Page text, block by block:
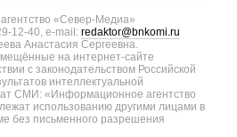
«Север-Медиа»
12-40, e-mail: redaktor@bnkomi.ru
Анастасия Сергеевна.
на интернет-сайте
с законодательством Российской
интеллектуальной
СМИ: «Информационное агентство
использованию другими лицами в
без письменного разрешения